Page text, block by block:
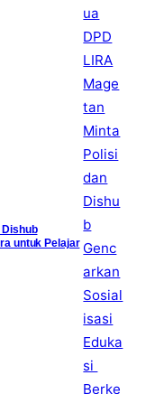
Dishub
untuk Pelajar